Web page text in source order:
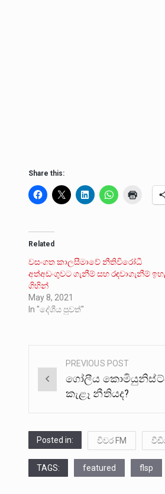
Share this:
Related
වසංගත කාලසීමාවේ නීතිවිරෝධී
අත්අඩංගුවට ගැනීම් සහ රඳවාගැනීම්
ගිහින්
May 8, 2021
In "දේශීය පුවත්"
Post
navigation
PREVIOUS POST
ගෝලීය
කැළෑ නීතියද?
Posted in: විවර FM
TAGS: featured flsp